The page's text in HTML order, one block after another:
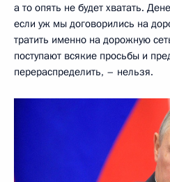
а то опять не будет хватать.
если уж мы договорились на
тратить именно на дорожную
поступают всякие просьбы и
перераспределить, – нельзя.